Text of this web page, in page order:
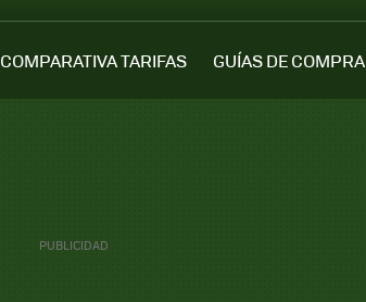
COMPARATIVA TARIFAS
GUÍAS DE COMPRA